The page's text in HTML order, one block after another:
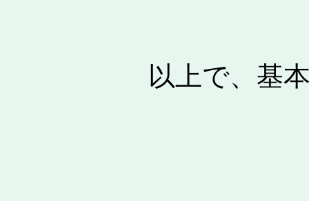
以上で、基